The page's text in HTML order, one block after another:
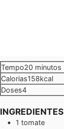
Tempo20 minutos
minutos
Calorias158kcal
Doses4
INGREDIENTES
1 tomate